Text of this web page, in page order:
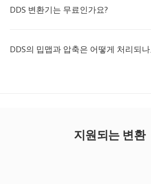
DDS 변환기는 무료인가요?
DDS의 밉맵과 압축은 어떻게 처리되나
지원되는 변환